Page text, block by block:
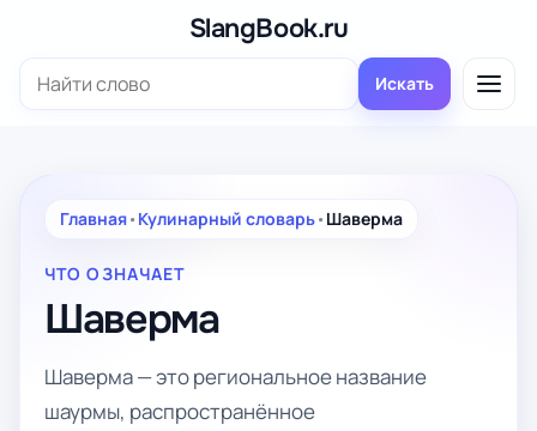
содержимому
SlangBook.ru
Поиск: Искать
Главная• Кулинарный словарь• Шаверма
ЧТО ОЗНАЧАЕТ
Шаверма
Шаверма — это региональное название
шаурмы, распространённое